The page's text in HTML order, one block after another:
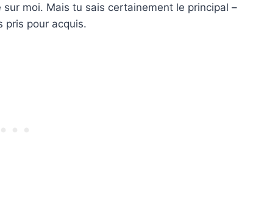
moi. Mais tu sais certainement le principal –
pris pour acquis.